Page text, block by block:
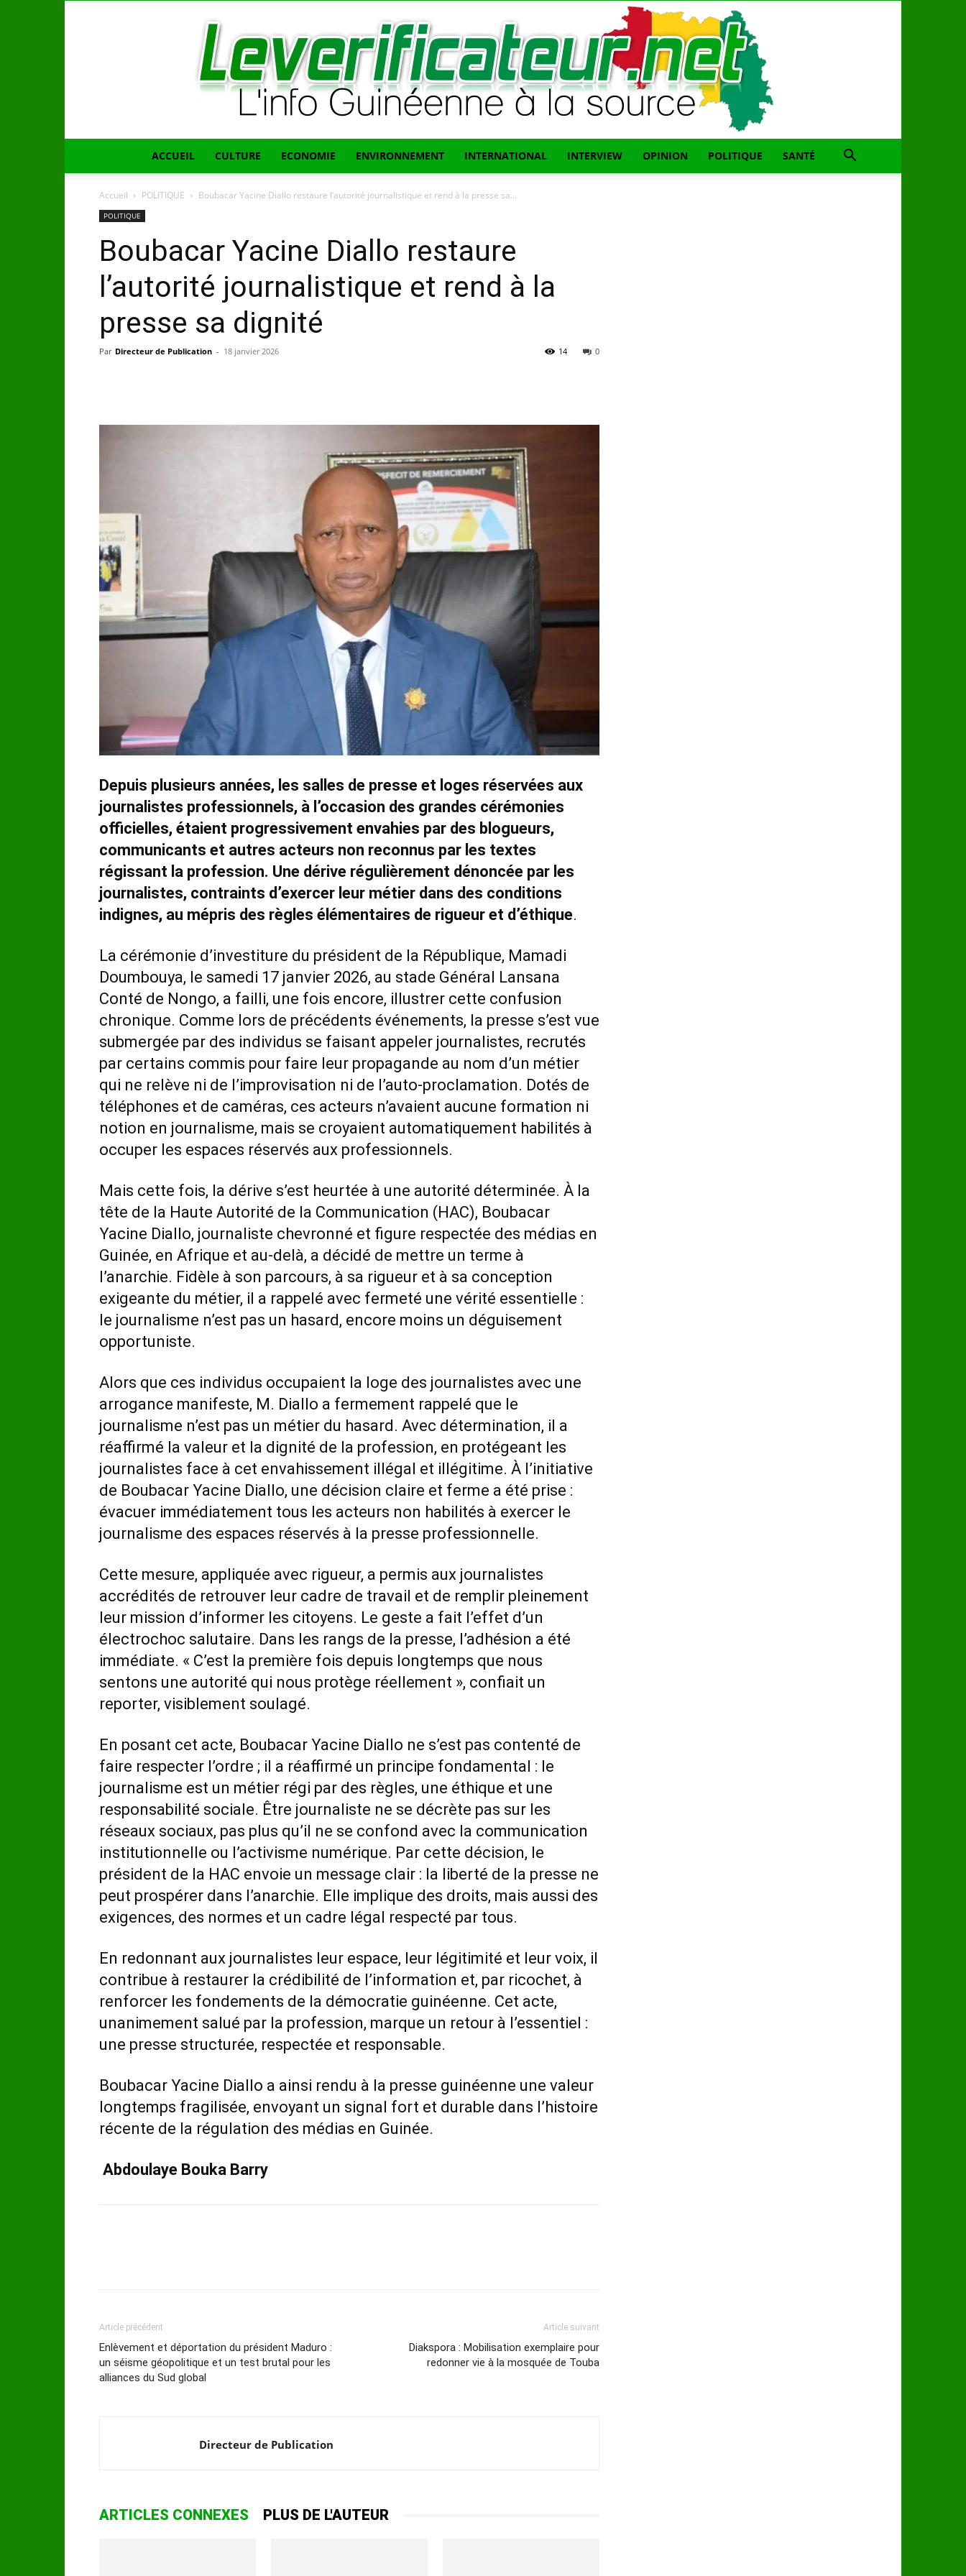
Guinéenne
la
source
ACCUEIL CULTURE ECONOMIE ENVIRONNEMENT INTERNATIONAL INTERVIEW OPINION POLITIQUE SANTÉ
Accueil POLITIQUE Boubacar Yacine Diallo restaure l’autorité journalistique et rend à la presse sa...
POLITIQUE
Boubacar Yacine Diallo restaure
l’autorité journalistique et rend à la
presse sa dignité
Par Directeur de Publication - 18 janvier 2026 0
14
Depuis plusieurs années, les salles de presse et loges réservées aux
journalistes professionnels, à l’occasion des grandes cérémonies
officielles, étaient progressivement envahies par des blogueurs,
communicants et autres acteurs non reconnus par les textes
régissant la profession. Une dérive régulièrement dénoncée par les
journalistes, contraints d’exercer leur métier dans des conditions
indignes, au mépris des règles élémentaires de rigueur et d’éthique.
La cérémonie d’investiture du président de la République, Mamadi
Doumbouya, le samedi 17 janvier 2026, au stade Général Lansana
Conté de Nongo, a failli, une fois encore, illustrer cette confusion
chronique. Comme lors de précédents événements, la presse s’est vue
submergée par des individus se faisant appeler journalistes, recrutés
par certains commis pour faire leur propagande au nom d’un métier
qui ne relève ni de l’improvisation ni de l’auto-proclamation. Dotés de
téléphones et de caméras, ces acteurs n’avaient aucune formation ni
notion en journalisme, mais se croyaient automatiquement habilités à
occuper les espaces réservés aux professionnels.
Mais cette fois, la dérive s’est heurtée à une autorité déterminée. À la
tête de la Haute Autorité de la Communication (HAC), Boubacar
Yacine Diallo, journaliste chevronné et figure respectée des médias en
Guinée, en Afrique et au-delà, a décidé de mettre un terme à
l’anarchie. Fidèle à son parcours, à sa rigueur et à sa conception
exigeante du métier, il a rappelé avec fermeté une vérité essentielle :
le journalisme n’est pas un hasard, encore moins un déguisement
opportuniste.
Alors que ces individus occupaient la loge des journalistes avec une
arrogance manifeste, M. Diallo a fermement rappelé que le
journalisme n’est pas un métier du hasard. Avec détermination, il a
réaffirmé la valeur et la dignité de la profession, en protégeant les
journalistes face à cet envahissement illégal et illégitime. À l’initiative
de Boubacar Yacine Diallo, une décision claire et ferme a été prise :
évacuer immédiatement tous les acteurs non habilités à exercer le
journalisme des espaces réservés à la presse professionnelle.
Cette mesure, appliquée avec rigueur, a permis aux journalistes
accrédités de retrouver leur cadre de travail et de remplir pleinement
leur mission d’informer les citoyens. Le geste a fait l’effet d’un
électrochoc salutaire. Dans les rangs de la presse, l’adhésion a été
immédiate. « C’est la première fois depuis longtemps que nous
sentons une autorité qui nous protège réellement », confiait un
reporter, visiblement soulagé.
En posant cet acte, Boubacar Yacine Diallo ne s’est pas contenté de
faire respecter l’ordre ; il a réaffirmé un principe fondamental : le
journalisme est un métier régi par des règles, une éthique et une
responsabilité sociale. Être journaliste ne se décrète pas sur les
réseaux sociaux, pas plus qu’il ne se confond avec la communication
institutionnelle ou l’activisme numérique. Par cette décision, le
président de la HAC envoie un message clair : la liberté de la presse ne
peut prospérer dans l’anarchie. Elle implique des droits, mais aussi des
exigences, des normes et un cadre légal respecté par tous.
En redonnant aux journalistes leur espace, leur légitimité et leur voix, il
contribue à restaurer la crédibilité de l’information et, par ricochet, à
renforcer les fondements de la démocratie guinéenne. Cet acte,
unanimement salué par la profession, marque un retour à l’essentiel :
une presse structurée, respectée et responsable.
Boubacar Yacine Diallo a ainsi rendu à la presse guinéenne une valeur
longtemps fragilisée, envoyant un signal fort et durable dans l’histoire
récente de la régulation des médias en Guinée.
Abdoulaye Bouka Barry
Article précédent
Enlèvement et déportation du président Maduro :
un séisme géopolitique et un test brutal pour les
alliances du Sud global
Article suivant
Diakspora : Mobilisation exemplaire pour
redonner vie à la mosquée de Touba
Directeur de Publication
ARTICLES CONNEXES PLUS DE L'AUTEUR